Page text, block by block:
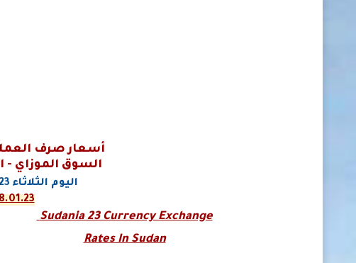
أسعار صرف
السوق الموزاي -
اليوم الثلاثاء
Sudania 23 Currency Exchange
Rates In Sudan